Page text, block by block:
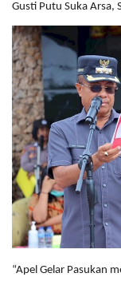
Gusti Putu Suka Arsa,
“Apel Gelar Pasukan